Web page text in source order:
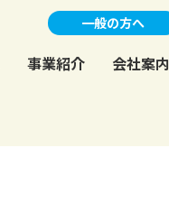
一般の方へ
事業紹介 会社案内